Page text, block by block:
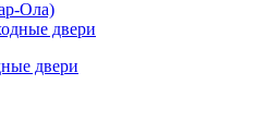
двери